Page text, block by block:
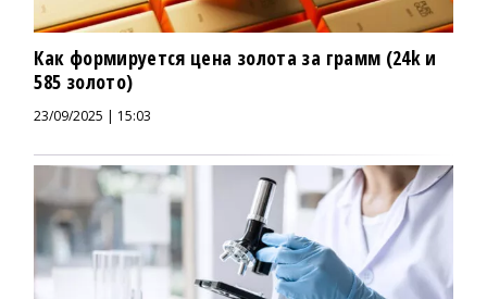
Как формируется цена золота за грамм (24k и
585 золото)
23/09/2025 | 15:03